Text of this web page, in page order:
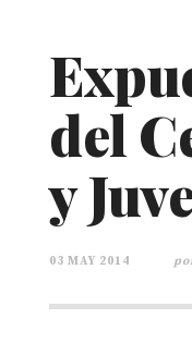
del
y
03 MAY 2014